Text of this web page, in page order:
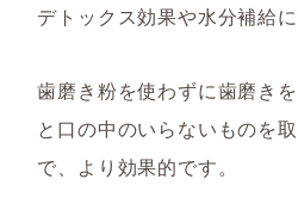
デトックス効果や水分補給に
歯磨き粉を使わずに歯磨き
と口の中のいらないものを
で、より効果的です。